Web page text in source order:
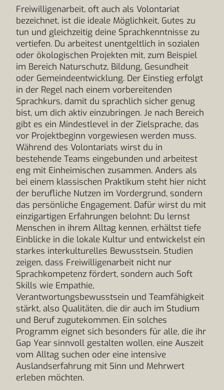
Freiwilligenarbeit, oft auch als Volontariat
bezeichnet, ist die ideale Möglichkeit, Gutes zu
tun und gleichzeitig deine Sprachkenntnisse zu
vertiefen. Du arbeitest unentgeltlich in sozialen
oder ökologischen Projekten mit, zum Beispiel
im Bereich Naturschutz, Bildung, Gesundheit
oder Gemeindeentwicklung. Der Einstieg erfolgt
in der Regel nach einem vorbereitenden
Sprachkurs, damit du sprachlich sicher genug
bist, um dich aktiv einzubringen. Je nach Bereich
gibt es ein Mindestlevel in der Zielsprache, das
vor Projektbeginn vorgewiesen werden muss.
Während des Volontariats wirst du in
bestehende Teams eingebunden und arbeitest
eng mit Einheimischen zusammen. Anders als
bei einem klassischen Praktikum steht hier nicht
der berufliche Nutzen im Vordergrund, sondern
das persönliche Engagement. Dafür wirst du mit
einzigartigen Erfahrungen belohnt: Du lernst
Menschen in ihrem Alltag kennen, erhältst tiefe
Einblicke in die lokale Kultur und entwickelst ein
starkes interkulturelles Bewusstsein. Studien
zeigen, dass Freiwilligenarbeit nicht nur
Sprachkompetenz fördert, sondern auch Soft
Skills wie Empathie,
Verantwortungsbewusstsein und Teamfähigkeit
stärkt, also Qualitäten, die dir auch im Studium
und Beruf zugutekommen. Ein solches
Programm eignet sich besonders für alle, die ihr
Gap Year sinnvoll gestalten wollen, eine Auszeit
vom Alltag suchen oder eine intensive
Auslandserfahrung mit Sinn und Mehrwert
erleben möchten.